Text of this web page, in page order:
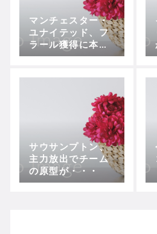
マンチェスター・
ユナイテッド、フ
ラール獲得に本腰
を入れる
サウサンプトン、
主力放出でチーム
の原型が・・・